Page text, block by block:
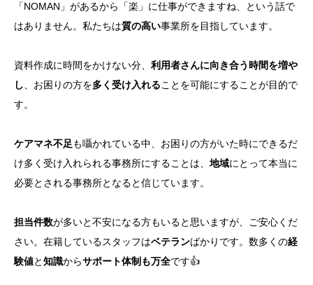
「NOMAN」があるから「楽」に仕事ができますね、という話で
はありません。私たちは質の高い事業所を目指しています。
資料作成に時間をかけない分、 利用者さんに向き合う時間を増や
し 、お困りの方を多く受け入れることを可能にすることが目的で
す。
ケアマネ不足も囁かれている中、お困りの方がいた時にできるだ
け多く受け入れられる事務所にすることは、 地域にとって本当に
必要とされる事務所となると信じています。
担当件数が多いと不安になる方もいると思いますが、ご安心くだ
さい。在籍しているスタッフはベテランばかりです。数多くの経
験値と知識からサポート体制も万全です👍